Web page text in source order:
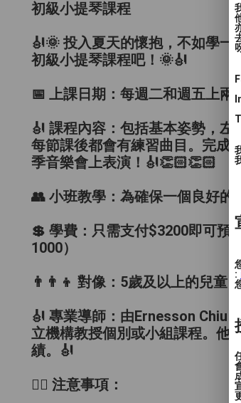
初級小提琴課程
🎻🌞 投入夏天的懷抱，不如學
初級小提琴課程吧！🌞🎻
📅 上課日期：每週二和週五上兩
🎻 課程內容：包括基本姿勢，左
每節課後都會有練習曲目。完成
季音樂會上表演！🎻👏🏻👏🏻
👥 小班教學：為確保一個良好的
💲 學費：只需支付$3200即可預
1000）
👨‍👨‍👦 對像：5歲及以上的兒童
🎻 專業導師：由Ernesson Chiu
立機構教授個別或小組課程。他
績。🎻
☝🏻 注意事項：
: